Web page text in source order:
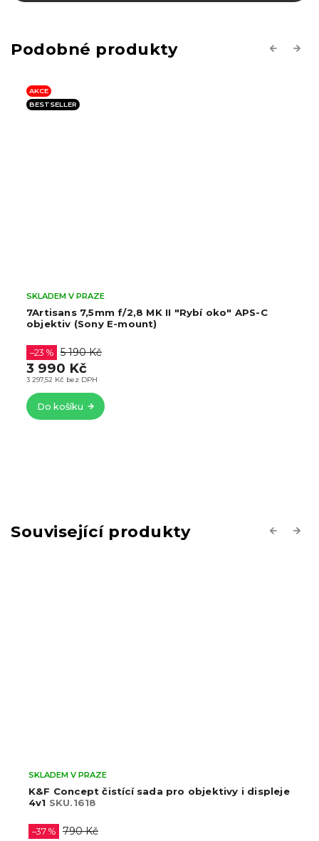
Previous
AKCE
BESTSELLER
7Artisans 7,5mm f/2,8 MK II "Rybí oko" APS-C
objektiv (Sony E-mount)
SKLADEM V PRAZE
3 297,52 Kč bez DPH
–23 % 5 190 Kč
3 990 Kč
Do košíku
Next
Související produkty Previous
K&F Concept čistící sada pro objektivy i displeje
4v1 SKU.1618
SKLADEM V PRAZE
–37 % 790 Kč
Next